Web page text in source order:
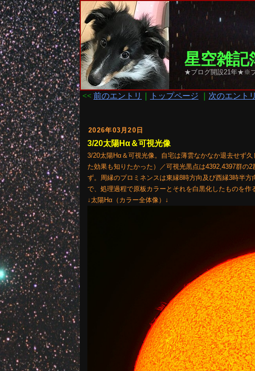
星空雑
★ブログ開設21年★※ブ
<< 前のエントリ トップページ 次のエントリ
2026年03月20日
3/20太陽Hα＆可視光像
3/20太陽Hα＆可視光像。自宅は薄雲なかなか退去せず
た効果も知りたかった）／可視光黒点は4392,4397群の
ず。周縁のプロミネンスは東縁8時方向及び西縁3時半
で、処理過程で原板カラーとそれを白黒化したものを作
↓太陽Hα（カラー全体像）↓